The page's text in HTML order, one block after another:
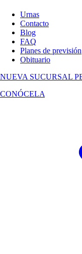
Urnas
Contacto
Blog
FAQ
Planes de previsión
Obituario
NUEVA SUCURSAL
CONÓCELA